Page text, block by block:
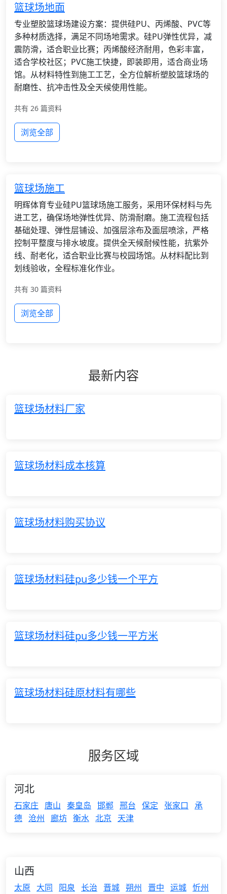
篮球场地面
专业塑胶篮球场建设方案：提供硅PU、丙烯酸、PVC等
多种材质选择，满足不同场地需求。硅PU弹性优异，减
震防滑，适合职业比赛；丙烯酸经济耐用，色彩丰富，
适合学校社区；PVC施工快捷，即装即用，适合商业场
馆。从材料特性到施工工艺，全方位解析塑胶篮球场的
耐磨性、抗冲击性及全天候使用性能。
共有 26 篇资料
浏览全部
篮球场施工
明辉体育专业硅PU篮球场施工服务，采用环保材料与先
进工艺，确保场地弹性优异、防滑耐磨。施工流程包括
基础处理、弹性层铺设、加强层涂布及面层喷涂，严格
控制平整度与排水坡度。提供全天候耐候性能，抗紫外
线、耐老化，适合职业比赛与校园场馆。从材料配比到
划线验收，全程标准化作业。
共有 30 篇资料
浏览全部
最新内容
篮球场材料厂家
篮球场材料成本核算
篮球场材料购买协议
篮球场材料硅pu多少钱一个平方
篮球场材料硅pu多少钱一平方米
篮球场材料硅原材料有哪些
服务区域
河北
石家庄 唐山 秦皇岛 邯郸 邢台 保定 张家口
承
德 沧州 廊坊 衡水 北京 天津
山西
太原 大同 阳泉 长治 晋城 朔州 晋中 运城 忻州